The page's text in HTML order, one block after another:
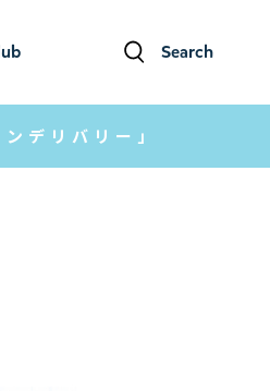
Search
デリバリー」